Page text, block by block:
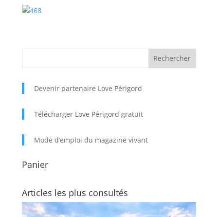
Devenir partenaire Love Périgord
Télécharger Love Périgord gratuit
Mode d’emploi du magazine vivant
Panier
Articles les plus consultés